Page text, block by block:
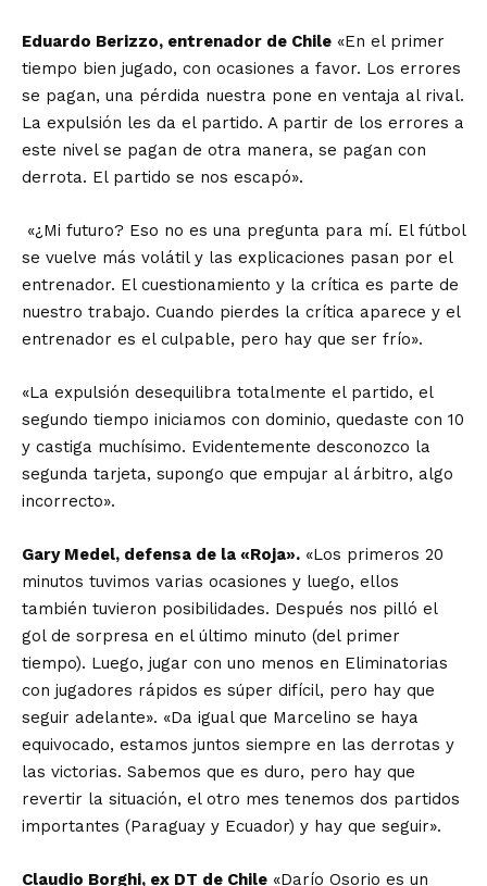
Eduardo Berizzo, entrenador de Chile «En el primer
tiempo bien jugado, con ocasiones a favor. Los errores
se pagan, una pérdida nuestra pone en ventaja al rival.
La expulsión les da el partido. A partir de los errores a
este nivel se pagan de otra manera, se pagan con
derrota. El partido se nos escapó».
«¿Mi futuro? Eso no es una pregunta para mí. El fútbol
se vuelve más volátil y las explicaciones pasan por el
entrenador. El cuestionamiento y la crítica es parte de
nuestro trabajo. Cuando pierdes la crítica aparece y el
entrenador es el culpable, pero hay que ser frío».
«La expulsión desequilibra totalmente el partido, el
segundo tiempo iniciamos con dominio, quedaste con 10
y castiga muchísimo. Evidentemente desconozco la
segunda tarjeta, supongo que empujar al árbitro, algo
incorrecto».
Gary Medel, defensa de la «Roja». «Los primeros 20
minutos tuvimos varias ocasiones y luego, ellos
también tuvieron posibilidades. Después nos pilló el
gol de sorpresa en el último minuto (del primer
tiempo). Luego, jugar con uno menos en Eliminatorias
con jugadores rápidos es súper difícil, pero hay que
seguir adelante». «Da igual que Marcelino se haya
equivocado, estamos juntos siempre en las derrotas y
las victorias. Sabemos que es duro, pero hay que
revertir la situación, el otro mes tenemos dos partidos
importantes (Paraguay y Ecuador) y hay que seguir».
Claudio Borghi, ex DT de Chile «Darío Osorio es un